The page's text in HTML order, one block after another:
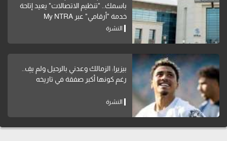
باسمك.. "تنظيم الاتصالات" يعيد إتاحة
خدمة "أرقامي" عبر My NTRA
النشرة
بيزيرا: الزمالك وعدني بالرحيل ولم يفِ..
رغم كونها أكبر صفقة في تاريخه
النشرة